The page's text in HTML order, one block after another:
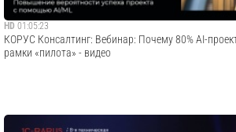
HD 01:05:23
​КОРУС Консалтинг: Вебинар: Почему 80% AI-
рамки «пилота» - видео